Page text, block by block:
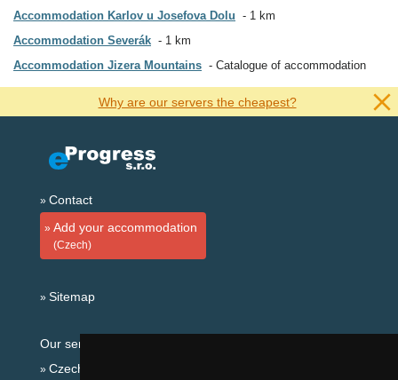
Accommodation Karlov u Josefova Dolu
1 km
Accommodation Severák
1 km
Accommodation Jizera Mountains
Catalogue of accommodation
Why are our servers the cheapest?
Contact
Add your accommodation
(Czech)
Sitemap
Our servers:
Czech mountains